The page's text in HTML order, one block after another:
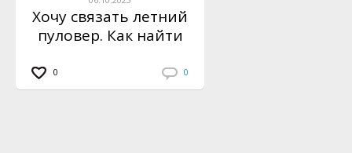
0 0
Хочу связать летний
пуловер. Как найти